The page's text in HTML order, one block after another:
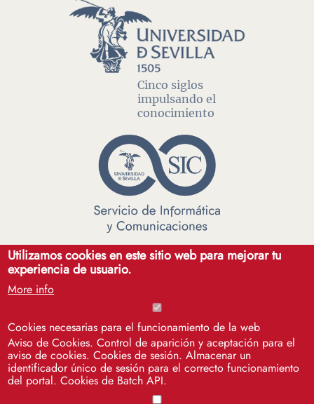
Cinco siglos
impulsando el
conocimiento
SOS - Servicio de Atención a Usuarios de la
Campus Reina Mercedes. Centro de Recursos para el
Aprendizaje y la Investigación (CRAI) Antonio de Ulloa, 1ª
planta, sala 4. 41012 Sevilla.
Utilizamos cookies en este sitio web para mejorar tu
experiencia de usuario.
More info
Cookies necesarias para el funcionamiento de la web
Aviso de Cookies. Control de aparición y aceptación para el
aviso de cookies. Cookies de sesión. Almacenar un
identificador único de sesión para el correcto funcionamiento
del portal. Cookies de Batch API.